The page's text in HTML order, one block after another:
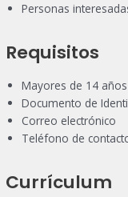
Personas
Requisitos
Mayores de 14 años
Documento de
Correo electrónico
Teléfono de
Currículum